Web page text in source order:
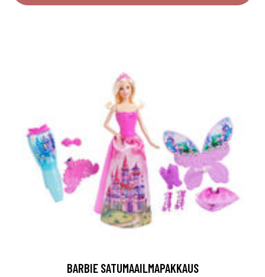
BARBIE SATUMAAILMAPAKKAUS